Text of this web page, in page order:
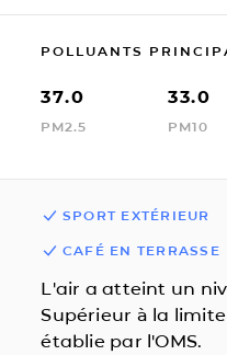
POLLUANTS
37.0
PM2.5
33.0
PM10
SPORT EXTÉRIEUR
CAFÉ EN TERRASSE
L'air a atteint un
Supérieur à la
établie par l'OMS.